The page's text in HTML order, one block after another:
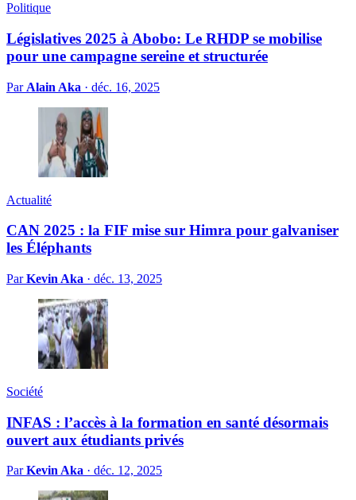
Politique
Législatives 2025 à Abobo: Le RHDP se mobilise
pour une campagne sereine et structurée
Par Alain Aka · déc. 16, 2025
Actualité
CAN 2025 : la FIF mise sur Himra pour galvaniser
les Éléphants
ParKevin Aka · déc. 13, 2025
Société
INFAS : l’accès à la formation en santé désormais
ouvert aux étudiants privés
ParKevin Aka · déc. 12, 2025